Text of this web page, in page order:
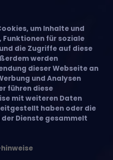
um Inhalte und
Funktionen für soziale
die Zugriffe auf diese
werden
dieser Webseite an
und Analysen
führen diese
mit weiteren Daten
haben oder die
der Dienste gesammelt